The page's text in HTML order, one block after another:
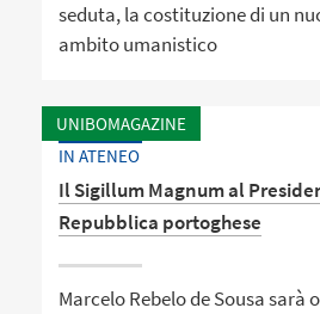
seduta, la costituzione di un
ambito umanistico
UNIBOMAGAZINE
IN ATENEO
Il Sigillum Magnum al
Repubblica portoghese
Marcelo Rebelo de Sousa sarà